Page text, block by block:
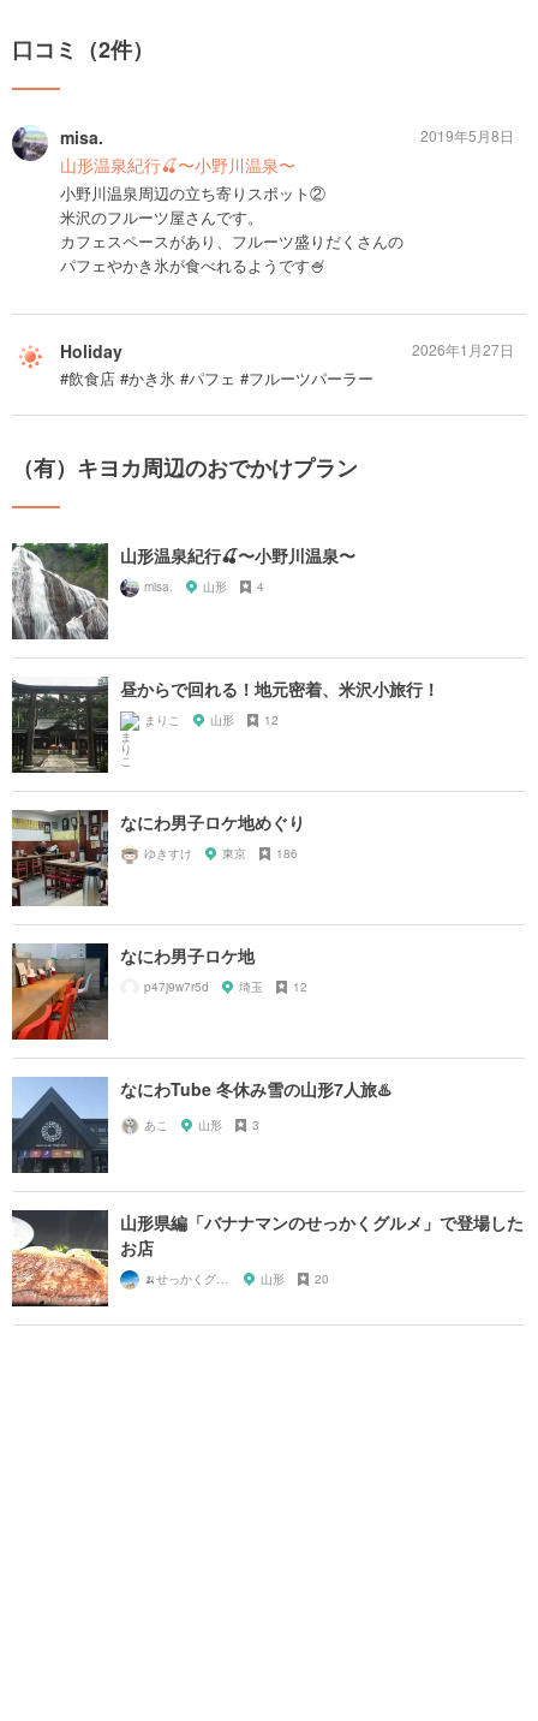
口コミ（2件）
misa.
山形温泉紀行🍒〜小野川温泉〜
小野川温泉周辺の立ち寄りスポット②
米沢のフルーツ屋さんです。
カフェスペースがあり、フルーツ盛りだくさんの
パフェやかき氷が食べれるようです🍧
2019年5月8日
Holiday
#飲食店 #かき氷 #パフェ #フルーツパーラー
2026年1月27日
（有）キヨカ周辺のおでかけプラン
山形温泉紀行🍒〜小野川温泉〜
misa. 山形 4
昼からで回れる！地元密着、米沢小旅行！
まりこ 山形 12
なにわ男子ロケ地めぐり
ゆきすけ 東京 186
なにわ男子ロケ地
p47j9w7r5d 埼玉 12
なにわTube 冬休み雪の山形7人旅♨️
あこ 山形 3
山形県編「バナナマンのせっかくグルメ」で登場した
お店
山形 20